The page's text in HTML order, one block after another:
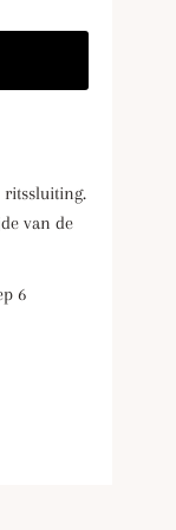
ritssluiting.
van de
6